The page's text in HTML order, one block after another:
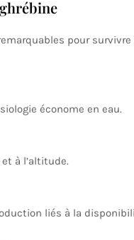
pour
économe en eau.
à l’altitude.
liés à la